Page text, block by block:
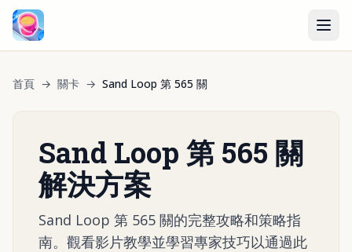
首頁 → 關卡 → Sand Loop 第 565 關
Sand Loop 第 565 關
解決方案
Sand Loop 第 565 關的完整攻略和策略指
南。觀看影片教學並學習專家技巧以通過此